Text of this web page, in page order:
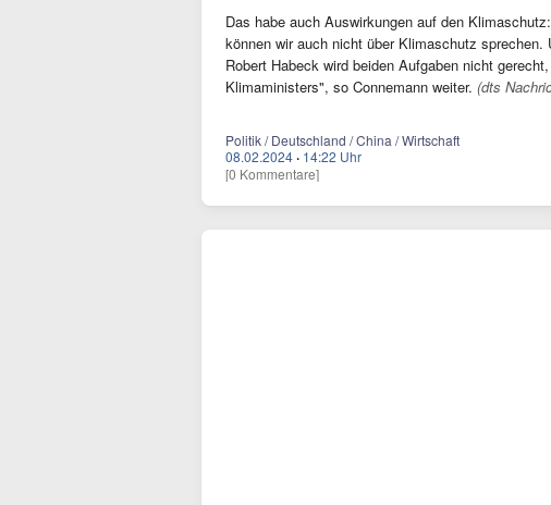
Das habe auch Auswirkungen auf den
können wir auch nicht über Klimaschutz
Robert Habeck wird beiden Aufgaben nicht
Klimaministers", so Connemann weiter. (dts
Politik / Deutschland / China / Wirtschaft
08.02.2024 · 14:22 Uhr
[0 Kommentare]